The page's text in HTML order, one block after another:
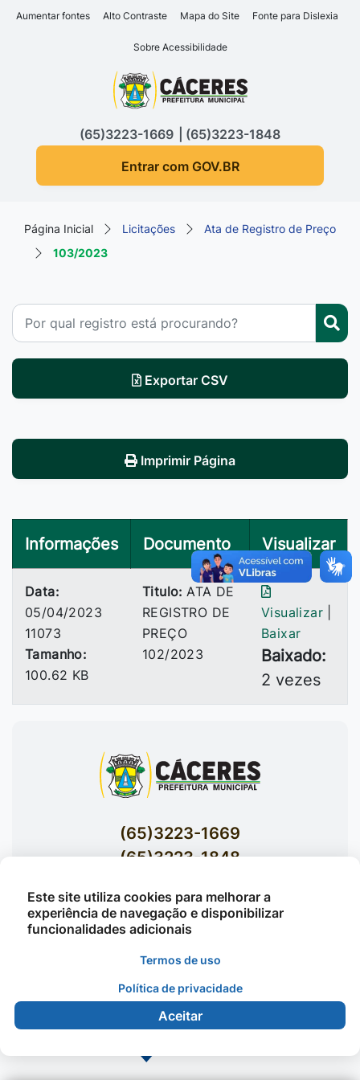
Seção de atalhos e links
Ir para o conteúdo [alt+1]
Ir para o rodapé [alt+4]
Aumentar fontes Alto Contraste Mapa do Site Fonte para Dislexia
Sobre Acessibilidade
Seção do menu principal
(65)3223-1669
(65)3223-1848
Entrar com GOV.BR
Página Inicial Licitações
Ata de Registro de Preço
103/2023
Exportar CSV
Imprimir Página
Informações Documento Visualizar
Data:
05/04/2023
11073
Tamanho:
100.62 KB
Titulo: ATA DE
REGISTRO DE
PREÇO
102/2023
Visualizar
Baixar
Baixado:
2 vezes
(65)3223-1669
(65)3223-1848
Av. Brasil nº 119 Bairro Jardim Celeste -
Cáceres
©2026 - Prefeitura Municipal de Cáceres - Todos os
direitos reservados
Este site utiliza cookies para melhorar a
experiência de navegação e disponibilizar
funcionalidades adicionais
Termos de uso
Política de privacidade
Aceitar